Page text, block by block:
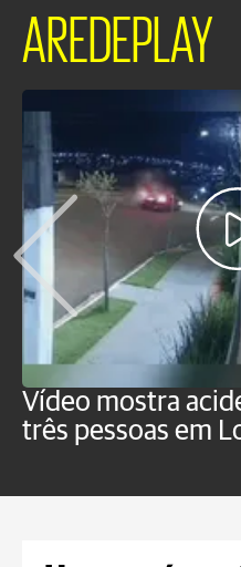
AREDEPLAY
Vídeo mostra
três pessoas em